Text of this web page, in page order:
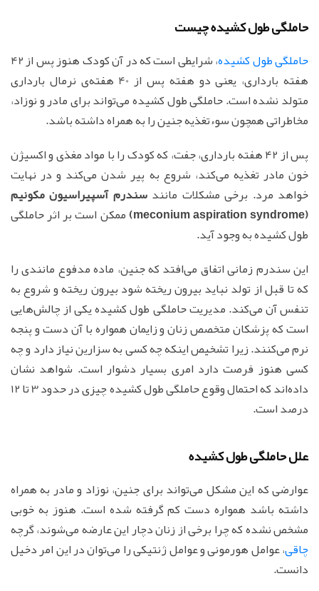
حاملگی طول کشیده چیست
حاملگی طول کشیده
، شرایطی است که در آن کودک هنوز پس از 42
هفته بارداری، یعنی دو هفته پس از 40 هفته‌ی نرمال بارداری
متولد نشده است. حاملگی طول کشیده می‌تواند برای مادر و نوزاد،
مخاطراتی همچون سوءتغذیه جنین را به همراه داشته باشد.
پس از 42 هفته بارداری، جفت، که کودک را با مواد مغذی و اکسیژن
خون مادر تغذیه می‌کند، شروع به پیر شدن می‌کند و در نهایت
خواهد مرد. برخی مشکلات مانندسندرم آسپیراسیون مكونیم
(meconium aspiration syndrome)
ممکن است بر اثر حاملگی
طول کشیده به وجود آید.
این سندرم زمانی اتفاق می‌افتد که جنین، ماده مدفوع مانندی را
که تا قبل از تولد نباید بیرون ریخته شود بیرون ریخته و شروع به
تنفس آن می‌کند. مدیریت حاملگی طول کشیده یکی از چالش‌هایی
است که پزشکان متخصص زنان و زایمان همواره با آن دست و پنجه
نرم می‌کنند. زیرا تشخیص اینکه چه کسی به سزارین نیاز دارد و چه
کسی هنوز فرصت دارد امری بسیار دشوار است. شواهد نشان
داده‌اند که احتمال وقوع حاملگی طول کشیده چیزی در حدود 3 تا 12
درصد است.
علل حاملگی طول کشیده
عوارضی که این مشکل می‌تواند برای جنین، نوزاد و مادر به همراه
داشته باشد همواره دست کم گرفته شده است. هنوز به خوبی
مشخص نشده که چرا برخی از زنان دچار این عارضه می‌شوند، گرچه
چاقی، عوامل هورمونی و عوامل ژنتیکی را می‌توان در این امر دخیل
دانست.